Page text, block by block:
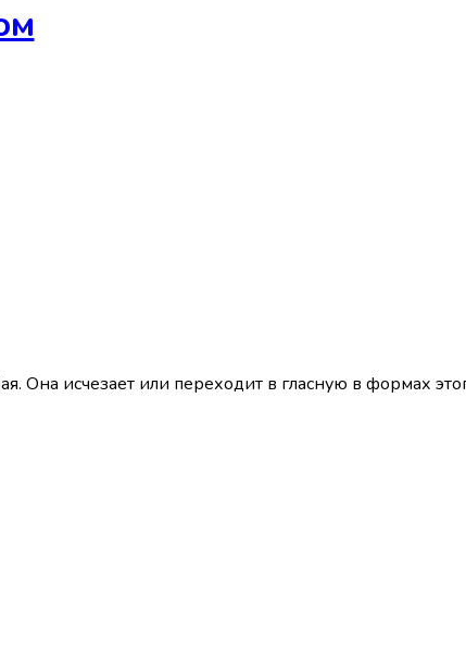
Она исчезает или переходит в гласную в формах